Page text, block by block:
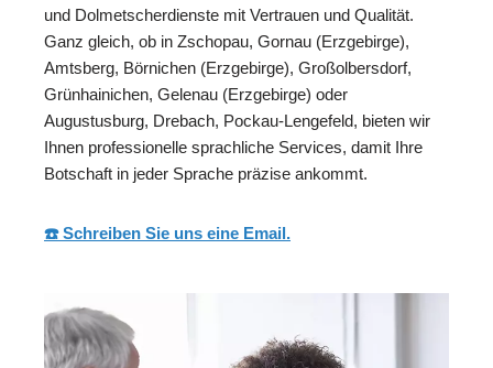
und Dolmetscherdienste mit Vertrauen und Qualität.
Ganz gleich, ob in Zschopau, Gornau (Erzgebirge),
Amtsberg, Börnichen (Erzgebirge), Großolbersdorf,
Grünhainichen, Gelenau (Erzgebirge) oder
Augustusburg, Drebach, Pockau-Lengefeld, bieten wir
Ihnen professionelle sprachliche Services, damit Ihre
Botschaft in jeder Sprache präzise ankommt.
☎️ Schreiben Sie uns eine Email.